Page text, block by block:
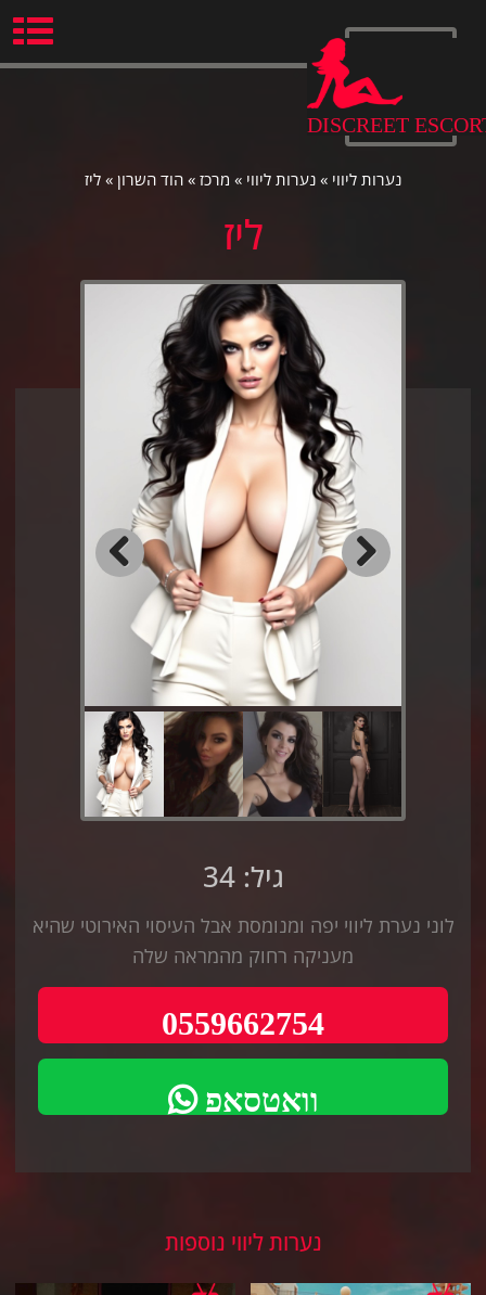
DISCREET
נערות ליווי » נערות ליווי » מרכז » הוד השרון » ליז
ליז
גיל: 34
לוני נערת ליווי יפה ומנומסת אבל העיסוי האירוטי שהיא
מעניקה רחוק מהמראה שלה
0559662754
וואטסאפ
נערות ליווי נוספות